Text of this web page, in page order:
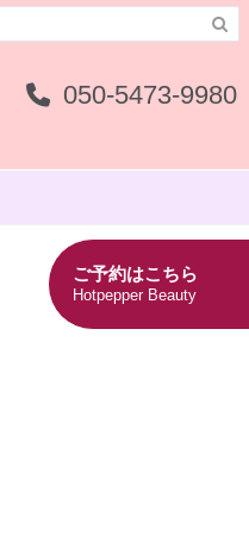

050-5473-9980
ご予約はこちら
Hotpepper Beauty